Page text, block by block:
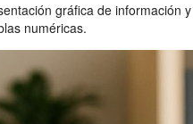
gráfica de información
numéricas.